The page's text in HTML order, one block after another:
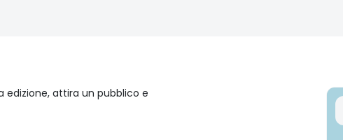
edizione, attira un pubblico e